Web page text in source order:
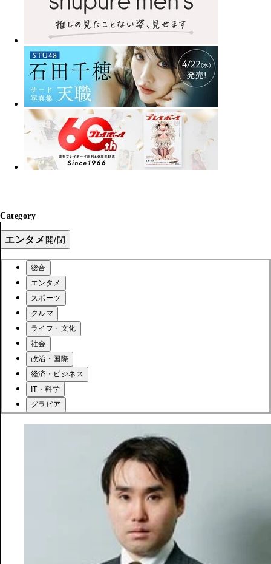
Category
エンタメ 開/閉
総合
エンタメ
スポーツ
クルマ
ライフ・文化
社会
政治・国際
経済・ビジネス
IT・科学
グラビア